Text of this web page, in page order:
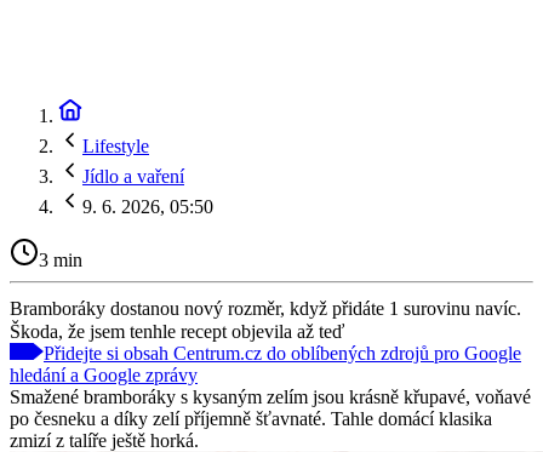
Lifestyle
Jídlo a vaření
9. 6. 2026, 05:50
3 min
Bramboráky dostanou nový rozměr, když přidáte 1 surovinu navíc.
Škoda, že jsem tenhle recept objevila až teď
Přidejte si obsah Centrum.cz do oblíbených zdrojů pro Google
hledání a Google zprávy
Smažené bramboráky s kysaným zelím jsou krásně křupavé, voňavé
po česneku a díky zelí příjemně šťavnaté. Tahle domácí klasika
zmizí z talíře ještě horká.